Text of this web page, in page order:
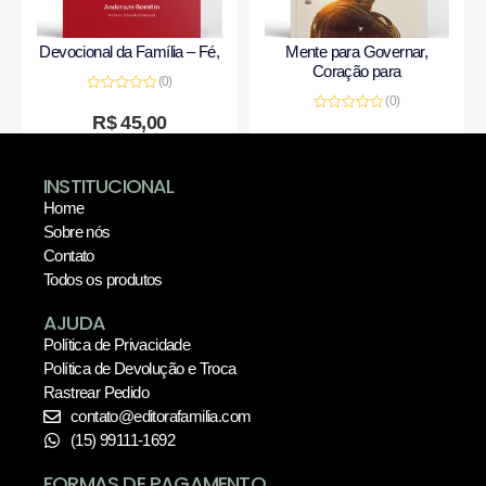
Devocional da Família – Fé,
de
(0)
R$45,00
Mente para Governar,
Coração para
0
(0)
INSTITUCIONAL
Home
Sobre nós
Contato
Todos os produtos
AJUDA
Política de Privacidade
Política de Devolução e Troca
Rastrear Pedido
contato@editorafamilia.com
(15) 99111-1692